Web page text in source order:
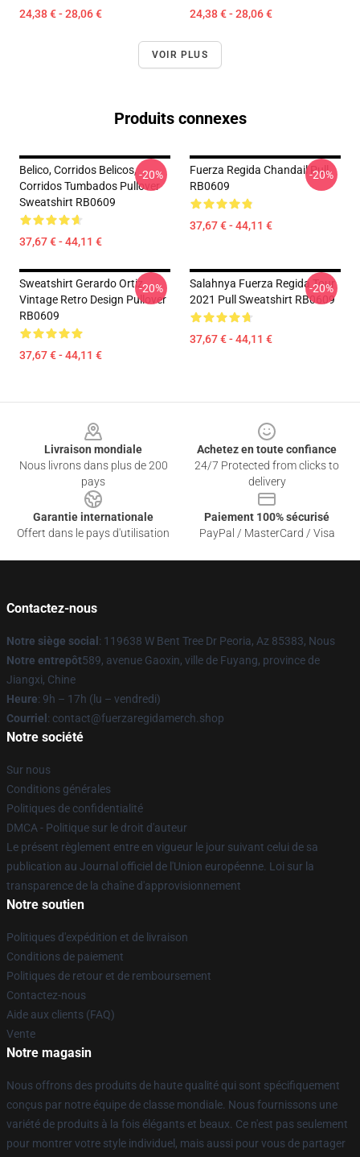
24,38 € - 28,06 € 24,38 € - 28,06 €
VOIR PLUS
Produits connexes
Belico, Corridos Belicos,
Corridos Tumbados Pullover
Sweatshirt RB0609
37,67 € - 44,11 €
-20%
Fuerza Regida Chandail Pull
RB0609
37,67 € - 44,11 €
-20%
Sweatshirt Gerardo Ortiz
Vintage Retro Design Pullover
RB0609
37,67 € - 44,11 €
-20%
Salahnya Fuerza Regida Tour
2021 Pull Sweatshirt RB0609
37,67 € - 44,11 €
-20%
Livraison mondiale
Nous livrons dans plus de 200
pays
Achetez en toute confiance
24/7 Protected from clicks to
delivery
Garantie internationale
Offert dans le pays d'utilisation
Paiement 100% sécurisé
PayPal / MasterCard / Visa
Contactez-nous
Notre siège social : 119638 W Bent Tree Dr Peoria, Az 85383, Nous
Notre entrepôt589, avenue Gaoxin, ville de Fuyang, province de
Jiangxi, Chine
Heure: 9h – 17h (lu – vendredi)
Courriel : contact@fuerzaregidamerch.shop
Notre société
Sur nous
Conditions générales
Politiques de confidentialité
DMCA - Politique sur le droit d'auteur
Le présent règlement entre en vigueur le jour suivant celui de sa
publication au Journal officiel de l'Union européenne. Loi sur la
transparence de la chaîne d'approvisionnement
Notre soutien
Politiques d'expédition et de livraison
Conditions de paiement
Politiques de retour et de remboursement
Contactez-nous
Aide aux clients (FAQ)
Vente
Notre magasin
Nous offrons des produits de haute qualité qui sont spécifiquement
conçus par notre équipe de classe mondiale. Nous fournissons une
variété de produits à la fois élégants et beaux. Ce n'est pas seulement
pour montrer votre style individuel, mais aussi pour vous de partager